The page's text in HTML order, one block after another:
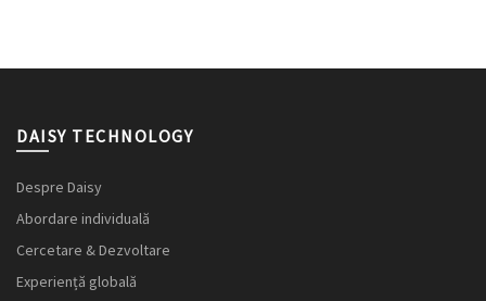
DAISY TECHNOLOGY
Despre Daisy
Abordare individuală
Cercetare & Dezvoltare
Experiență globală